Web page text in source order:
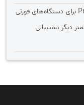
قابلیت‌های مرتبط با Proxy برای دستگاه‌های فورتی
یا کمتر دیگر پشتیبانی